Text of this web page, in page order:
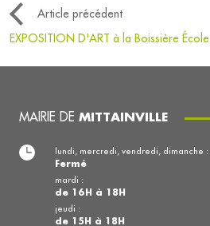
Article précédent
EXPOSITION D'ART à la Boissière École
MAIRIE DE MITTAINVILLE
lundi, mercredi, vendredi, dimanche :
Fermé
mardi :
de 16H à 18H
jeudi :
de 15H à 18H